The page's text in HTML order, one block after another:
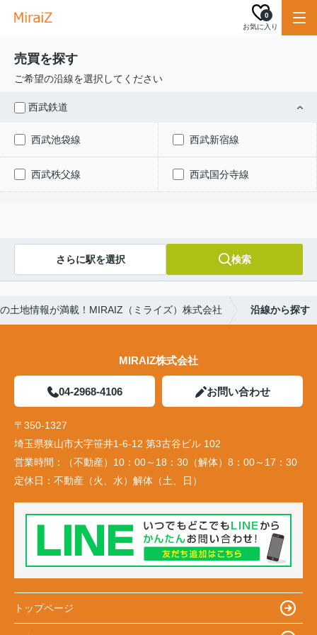
お気に入り
0
売買を探す
ご希望の沿線を選択してください
西武鉄道
西武池袋線 西武新宿線
西武秩父線 西武国分寺線
さらに駅を選択 検索
土地情報が満載！MIRAIZ（ミライズ）株式会社 沿線から探す
MIRAIZ株式会社
04-2968-4106 お問い合わせ
〒350-1327
埼玉県狭山市大字笹井1-6-12 第3古谷ビル 102
営業時間：
（不動産）10：00～18：30（解体）8：00～17：30
定休日： 不動産（火、水）解体（土、日）
トップページ